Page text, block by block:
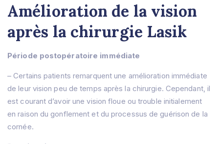
Amélioration de la vision
après la chirurgie Lasik
Période postopératoire immédiate
– Certains patients remarquent une amélioration immédiate
de leur vision peu de temps après la chirurgie. Cependant, il
est courant d’avoir une vision floue ou trouble initialement
en raison du gonflement et du processus de guérison de la
cornée.